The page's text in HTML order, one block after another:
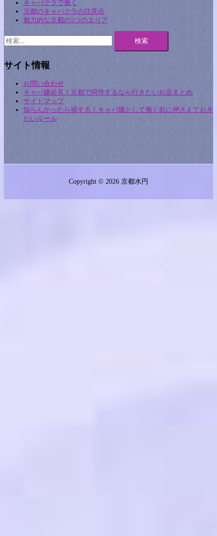
キャバクラで働く
京都のキャバクラの注意点
魅力的な京都の5つのエリア
検
索:
サイト情報
お問い合わせ
キャバ嬢必見！京都で同伴するなら行きたいお店まとめ
サイトマップ
知らんかったら損する！キャバ嬢として働く前に押さえておき
たいルール
Copyright © 2026 京都水円